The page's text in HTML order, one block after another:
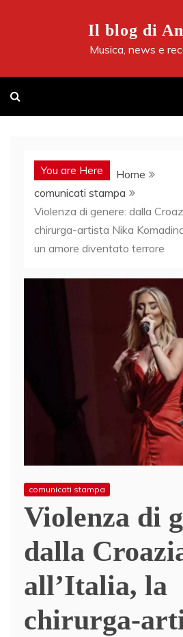
Il blog di
Musica, news e
You are Here
Home
comunicati stampa
Violenza di genere: dalla
chirurga-artista Nika
un amore diventato terrore
comunicati stampa
Violenza di
dalla
all’Italia, la
chirurga-